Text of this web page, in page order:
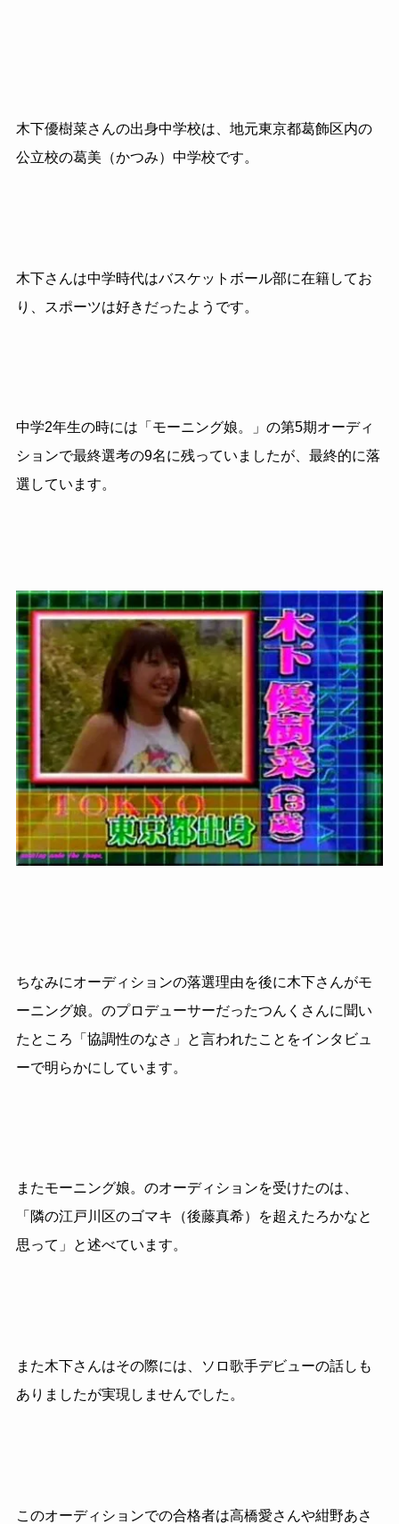
木下優樹菜さんの出身中学校は、地元東京都葛飾区内の
公立校の葛美（かつみ）中学校です。
木下さんは中学時代はバスケットボール部に在籍してお
り、スポーツは好きだったようです。
中学2年生の時には「モーニング娘。」の第5期オーディ
ションで最終選考の9名に残っていましたが、最終的に落
選しています。
ちなみにオーディションの落選理由を後に木下さんがモ
ーニング娘。のプロデューサーだったつんくさんに聞い
たところ「協調性のなさ」と言われたことをインタビュ
ーで明らかにしています。
またモーニング娘。のオーディションを受けたのは、
「隣の江戸川区のゴマキ（後藤真希）を超えたろかなと
思って」と述べています。
また木下さんはその際には、ソロ歌手デビューの話しも
ありましたが実現しませんでした。
このオーディションでの合格者は高橋愛さんや紺野あさ